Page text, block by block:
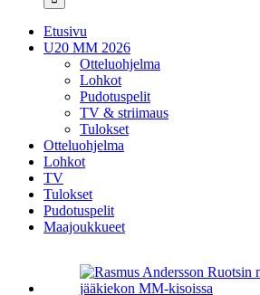
Etusivu
U20 MM 2026
Otteluohjelma
Lohkot
Pudotuspelit
TV & striimaus
Tulokset
Otteluohjelma
Lohkot
TV
Tulokset
Pudotuspelit
Maajoukkueet